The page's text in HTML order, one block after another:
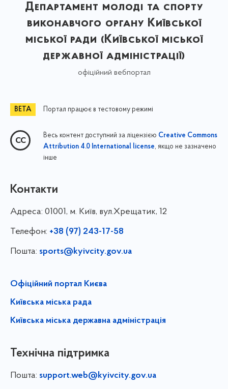
Департамент молоді та спорту
виконавчого органу Київської
міської ради (Київської міської
державної адміністрації)
офіційний вебпортал
Портал працює в тестовому режимі
Весь контент доступний за ліцензією Creative Commons
Attribution 4.0 International license, якщо не зазначено
інше
Контакти
Адреса: 01001, м. Київ, вул.Хрещатик, 12
Телефон: +38 (97) 243-17-58
Пошта: sports@kyivcity.gov.ua
Офіційний портал Києва
Київська міська рада
Київська міська державна адміністрація
Технічна підтримка
Пошта: support.web@kyivcity.gov.ua